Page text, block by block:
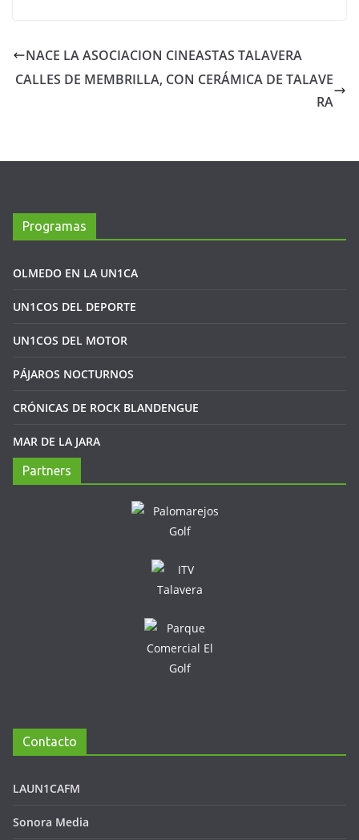
NACE LA ASOCIACION CINEASTAS TALAVERA
CALLES DE MEMBRILLA, CON CERÁMICA DE TALAVE
RA
Programas
OLMEDO EN LA UN1CA
UN1COS DEL DEPORTE
UN1COS DEL MOTOR
PÁJAROS NOCTURNOS
CRÓNICAS DE ROCK BLANDENGUE
MAR DE LA JARA
Partners
Contacto
LAUN1CAFM
Sonora Media